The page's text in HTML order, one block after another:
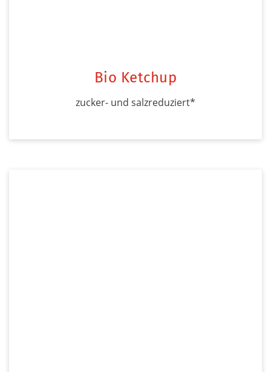
Bio Ketchup
zucker- und salzreduziert*